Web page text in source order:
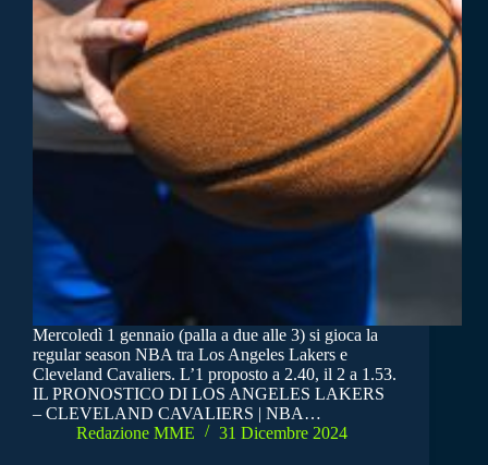
Mercoledì 1 gennaio (palla a due alle 3) si gioca la
regular season NBA tra Los Angeles Lakers e
Cleveland Cavaliers. L’1 proposto a 2.40, il 2 a 1.53.
IL PRONOSTICO DI LOS ANGELES LAKERS
– CLEVELAND CAVALIERS | NBA…
Redazione MME
31 Dicembre 2024